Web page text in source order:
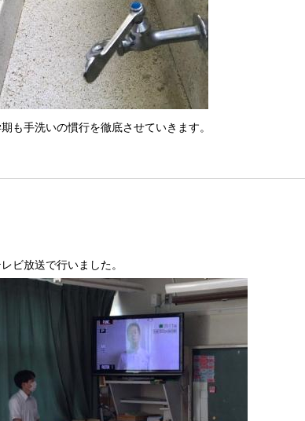
も手洗いの慣行を徹底させていきます。
ビ放送で行いました。